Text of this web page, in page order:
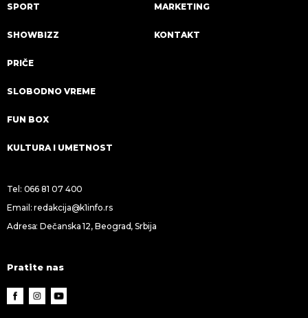
SPORT
SHOWBIZZ
PRIČE
SLOBODNO VREME
FUN BOX
KULTURA I UMETNOST
MARKETING
KONTAKT
Tel: 066 81 07 400
Email:redakcija@k1info.rs
Adresa: Dečanska 12, Beograd, Srbija
Pratite nas